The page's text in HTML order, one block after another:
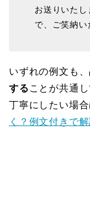
お送りいた
で、ご笑納い
いずれの例文も
する ことが共通
丁寧にしたい場合
く？例文付きで解